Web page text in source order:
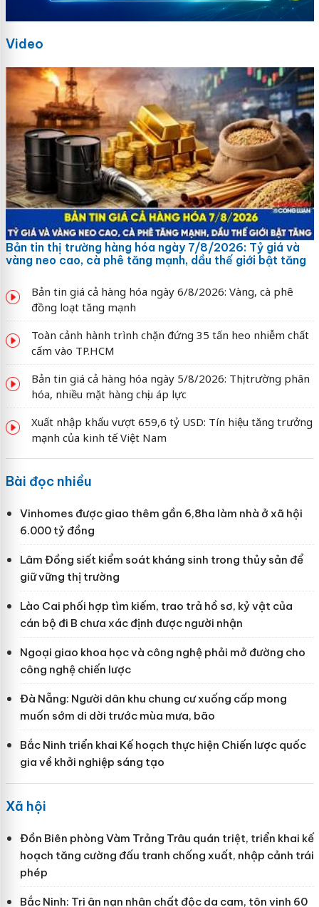
Video
Bản tin thị trường hàng hóa ngày 7/8/2026: Tỷ giá và
vàng neo cao, cà phê tăng mạnh, dầu thế giới bật tăng
Bản tin giá cả hàng hóa ngày 6/8/2026: Vàng, cà phê
đồng loạt tăng mạnh
Toàn cảnh hành trình chặn đứng 35 tấn heo nhiễm chất
cấm vào TP.HCM
Bản tin giá cả hàng hóa ngày 5/8/2026: Thị trường phân
hóa, nhiều mặt hàng chịu áp lực
Xuất nhập khẩu vượt 659,6 tỷ USD: Tín hiệu tăng trưởng
mạnh của kinh tế Việt Nam
Bài đọc nhiều
Vinhomes được giao thêm gần 6,8ha làm nhà ở xã hội
6.000 tỷ đồng
Lâm Đồng siết kiểm soát kháng sinh trong thủy sản để
giữ vững thị trường
Lào Cai phối hợp tìm kiếm, trao trả hồ sơ, kỷ vật của
cán bộ đi B chưa xác định được người nhận
Ngoại giao khoa học và công nghệ phải mở đường cho
công nghệ chiến lược
Đà Nẵng: Người dân khu chung cư xuống cấp mong
muốn sớm di dời trước mùa mưa, bão
Bắc Ninh triển khai Kế hoạch thực hiện Chiến lược quốc
gia về khởi nghiệp sáng tạo
Xã hội
Đồn Biên phòng Vàm Trảng Trâu quán triệt, triển khai kế
hoạch tăng cường đấu tranh chống xuất, nhập cảnh trái
phép
Bắc Ninh: Tri ân nạn nhân chất độc da cam, tôn vinh 60